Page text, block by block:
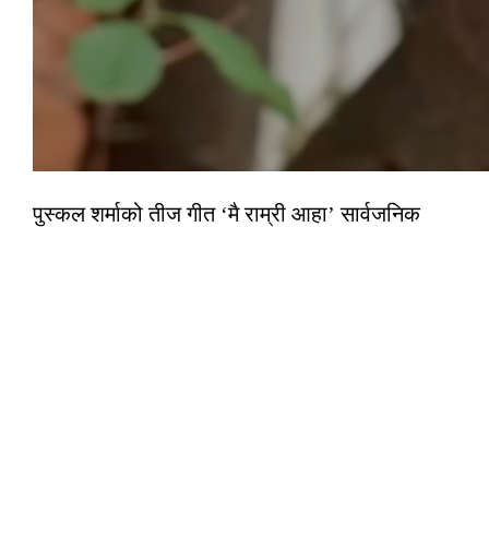
पुस्कल शर्माको तीज गीत ‘मै राम्री आहा’ सार्वजनिक